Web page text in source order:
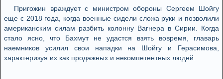
Пригожин враждует с министром обороны Сергеем Шойгу
еще с 2018 года, когда военные сидели сложа руки и позволили
американским силам разбить колонну Вагнера в Сирии. Когда
стало ясно, что Бахмут не удастся взять вовремя, главарь
наемников усилил свои нападки на Шойгу и Герасимова,
характеризуя их как продажных и некомпетентных людей.